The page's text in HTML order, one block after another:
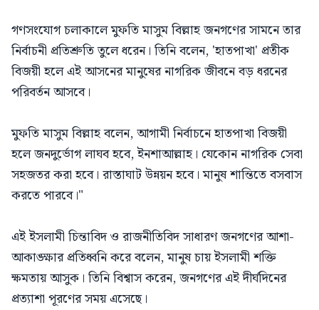
গণসংযোগ চলাকালে মুফতি মাসুম বিল্লাহ জনগণের সামনে তার
নির্বাচনী প্রতিশ্রুতি তুলে ধরেন। তিনি বলেন, 'হাতপাখা' প্রতীক
বিজয়ী হলে এই আসনের মানুষের নাগরিক জীবনে বড় ধরনের
পরিবর্তন আসবে।
মুফতি মাসুম বিল্লাহ বলেন, আগামী নির্বাচনে হাতপাখা বিজয়ী
হলে জনদুর্ভোগ লাঘব হবে, ইনশাআল্লাহ। যেকোন নাগরিক সেবা
সহজতর করা হবে। রাস্তাঘাট উন্নয়ন হবে। মানুষ শান্তিতে বসবাস
করতে পারবে।"
এই ইসলামী চিন্তাবিদ ও রাজনীতিবিদ সাধারণ জনগণের আশা-
আকাঙ্ক্ষার প্রতিধ্বনি করে বলেন, মানুষ চায় ইসলামী শক্তি
ক্ষমতায় আসুক। তিনি বিশ্বাস করেন, জনগণের এই দীর্ঘদিনের
প্রত্যাশা পূরণের সময় এসেছে।